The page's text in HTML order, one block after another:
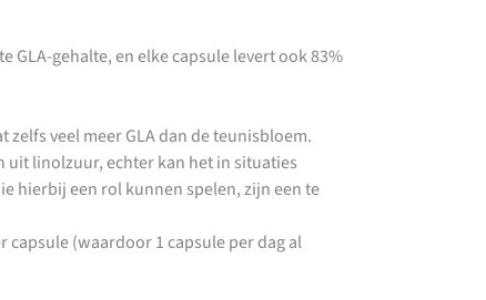
gehalte, en elke capsule levert ook 83%
veel meer GLA dan de teunisbloem.
uit linolzuur, echter kan het in situaties
hierbij een rol kunnen spelen, zijn een te
capsule (waardoor 1 capsule per dag al